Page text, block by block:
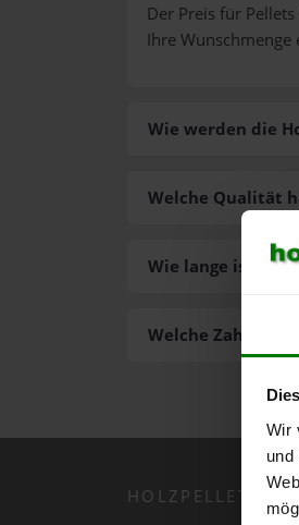
Wir
Der Preis für
Ihre Wunschmenge
Wie werden die
Welche
Welche Qualität
Wie lange ist die